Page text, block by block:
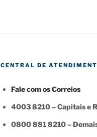
CENTRAL DE
Fale com os Correios
4003 8210 – Capitais e
0800 881 8210 –